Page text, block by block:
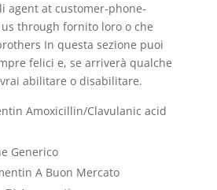
agent at customer-phone-
through fornito loro o che
In questa sezione puoi
felici e, se arriverà qualche
abilitare o disabilitare.
Amoxicillin/Clavulanic acid
Generico
A Buon Mercato